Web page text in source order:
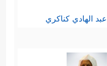
عبد الهادي كناكري